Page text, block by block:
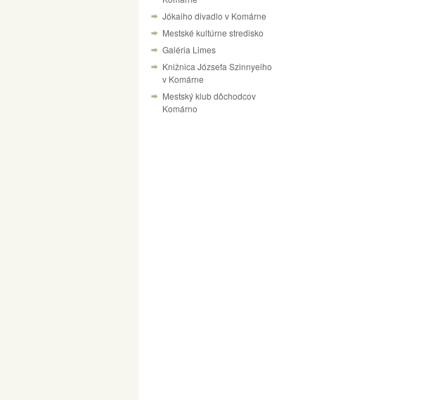
Jókaiho divadlo v Komárne
Mestské kultúrne stredisko
Galéria Limes
Knižnica Józsefa Szinnyeiho
v Komárne
Mestský klub dôchodcov
Komárno